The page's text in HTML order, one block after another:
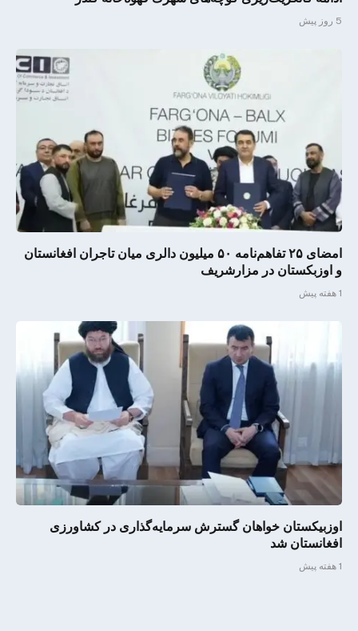
5 روز پیش
امضای ۲۵ تفاهم‌نامه ۵۰ میلیون دالری میان تاجران افغانستان
و اوزبکستان در مزارشریف
1 هفته پیش
اوزبیکستان خواهان گسترش سرمایه‌گذاری در کشاورزی
افغانستان شد
1 هفته پیش